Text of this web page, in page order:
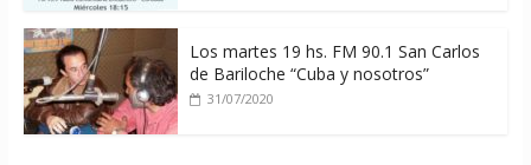
Los martes 19 hs. FM 90.1 San Carlos
de Bariloche “Cuba y nosotros”
31/07/2020